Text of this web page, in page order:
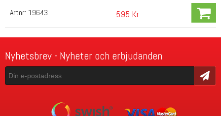
Artnr: 19643 595 Kr
Nyhetsbrev - Nyheter och erbjudanden
Skicka